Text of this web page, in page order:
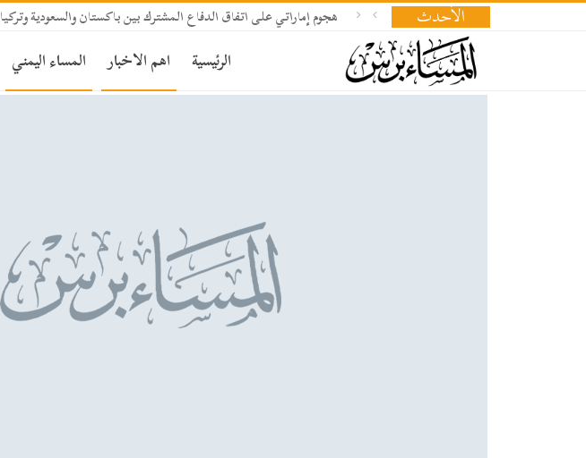
الأحدث هجوم إماراتي على اتفاق الدفاع المشترك بين باكستان والسعودية وتركيا
الرئيسية اهم الاخبار المساء اليمني